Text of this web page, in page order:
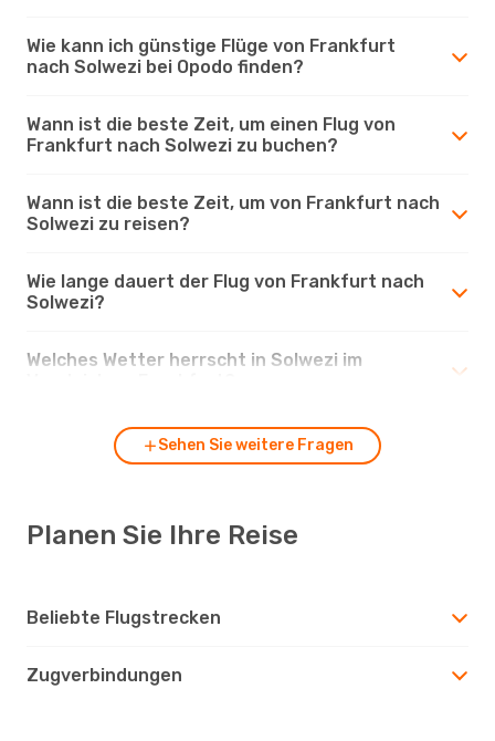
Wie kann ich günstige Flüge von Frankfurt
nach Solwezi bei Opodo finden?
Wann ist die beste Zeit, um einen Flug von
Frankfurt nach Solwezi zu buchen?
Wann ist die beste Zeit, um von Frankfurt nach
Solwezi zu reisen?
Wie lange dauert der Flug von Frankfurt nach
Solwezi?
Welches Wetter herrscht in Solwezi im
Sehen Sie weitere Fragen
Planen Sie Ihre Reise
Beliebte Flugstrecken
Zugverbindungen